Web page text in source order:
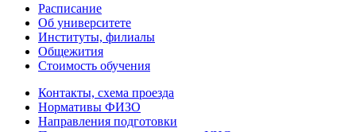
Расписание
Об университете
Институты, филиалы
Общежития
Стоимость обучения
Контакты, схема проезда
Нормативы ФИЗО
Направления подготовки